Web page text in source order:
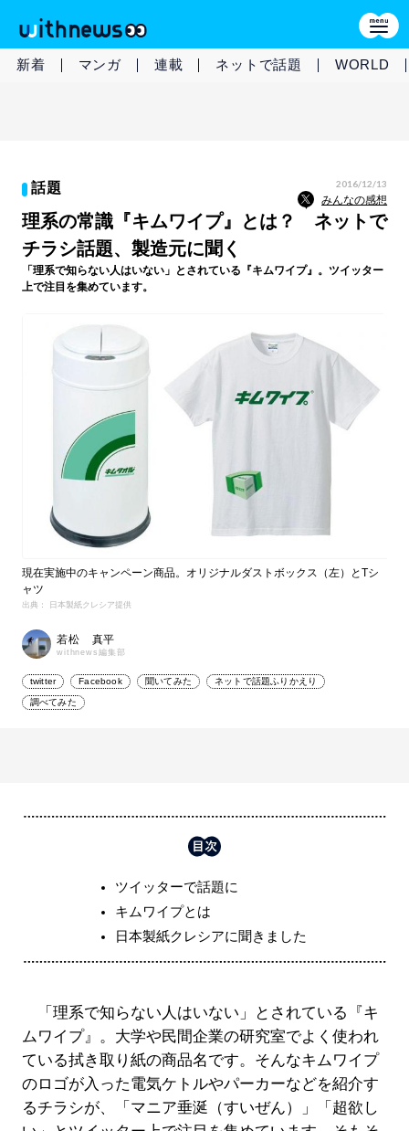
新着 マンガ 連載 ネットで話題 WORLD
話題 2016/12/13
みんなの感想
理系の常識『キムワイプ』とは？ ネットで
チラシ話題、製造元に聞く
「理系で知らない人はいない」とされている『キムワイプ』。ツイッター
上で注目を集めています。
現在実施中のキャンペーン商品。オリジナルダストボックス（左）とTシ
ャツ
出典： 日本製紙クレシア提供
若松 真平
withnews編集部
twitter Facebook 聞いてみた ネットで話題ふりかえり
調べてみた
ツイッターで話題に
キムワイプとは
日本製紙クレシアに聞きました
「理系で知らない人はいない」とされている『キ
ムワイプ』。大学や民間企業の研究室でよく使われ
ている拭き取り紙の商品名です。そんなキムワイプ
のロゴが入った電気ケトルやパーカーなどを紹介す
るチラシが、「マニア垂涎（すいぜん）」「超欲し